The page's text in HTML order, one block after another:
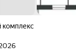
комплекс